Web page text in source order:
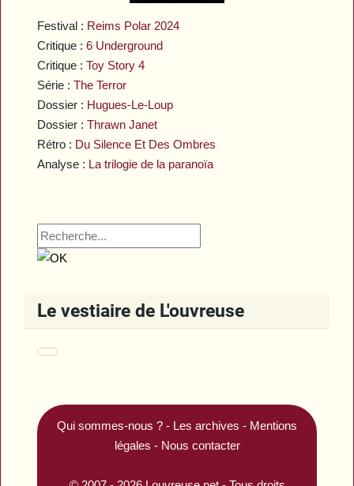
Festival : Reims Polar 2024
Critique :6 Underground
Critique :Toy Story 4
Série :The Terror
Dossier : Hugues-Le-Loup
Dossier :Thrawn Janet
Rétro : Du Silence Et Des Ombres
Analyse : La trilogie de la paranoïa
Le vestiaire de L'ouvreuse
Qui sommes-nous ? - Les archives - Mentions
légales - Nous contacter